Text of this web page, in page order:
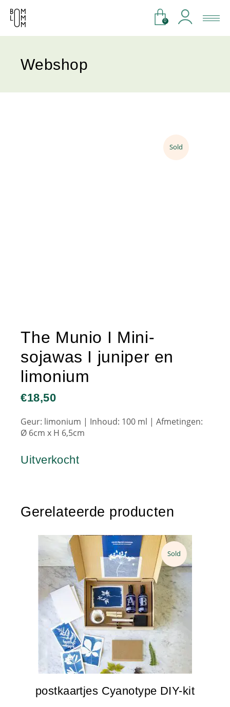
0
Webshop
Sold
The Munio I Mini-
sojawas I juniper en
limonium
€18,50
Geur: limonium | Inhoud: 100 ml | Afmetingen:
Ø 6cm x H 6,5cm
Uitverkocht
Gerelateerde producten
Sold
postkaartjes Cyanotype DIY-kit